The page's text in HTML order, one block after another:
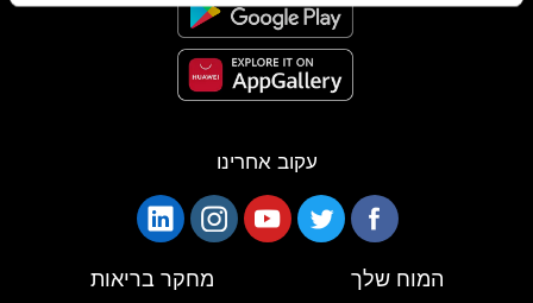
עקוב אחרינו
המוח שלך מחקר בריאות